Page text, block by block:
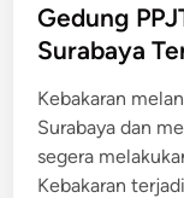
e
d
n
Gedung
Surabaya
Kebakaran
Surabaya dan
segera
Kebakaran